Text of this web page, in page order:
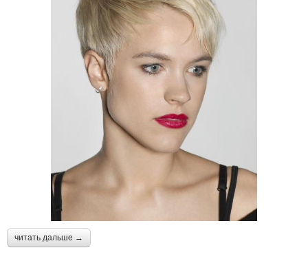
читать дальше →